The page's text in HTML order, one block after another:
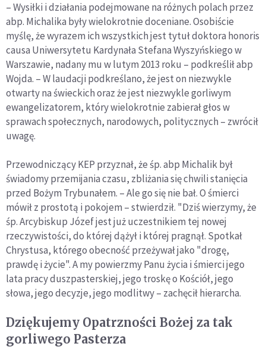
– Wysiłki i działania podejmowane na różnych polach przez
abp. Michalika były wielokrotnie doceniane. Osobiście
myślę, że wyrazem ich wszystkich jest tytuł doktora honoris
causa Uniwersytetu Kardynała Stefana Wyszyńskiego w
Warszawie, nadany mu w lutym 2013 roku – podkreślił abp
Wojda. – W laudacji podkreślano, że jest on niezwykle
otwarty na świeckich oraz że jest niezwykle gorliwym
ewangelizatorem, który wielokrotnie zabierał głos w
sprawach społecznych, narodowych, politycznych – zwrócił
uwagę.
Przewodniczący KEP przyznał, że śp. abp Michalik był
świadomy przemijania czasu, zbliżania się chwili stanięcia
przed Bożym Trybunałem. – Ale go się nie bał. O śmierci
mówił z prostotą i pokojem – stwierdził. "Dziś wierzymy, że
śp. Arcybiskup Józef jest już uczestnikiem tej nowej
rzeczywistości, do której dążył i której pragnął. Spotkał
Chrystusa, którego obecność przeżywał jako "drogę,
prawdę i życie". A my powierzmy Panu życia i śmierci jego
lata pracy duszpasterskiej, jego troskę o Kościół, jego
słowa, jego decyzje, jego modlitwy – zachęcił hierarcha.
Dziękujemy Opatrzności Bożej za tak
gorliwego Pasterza